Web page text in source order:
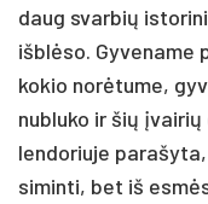
daug svar­bių
išblė­so. Gy­ve­na­me
ko­kio norė­tu­me,
nu­blu­ko ir šių
len­do­riu­je
si­min­ti, bet iš